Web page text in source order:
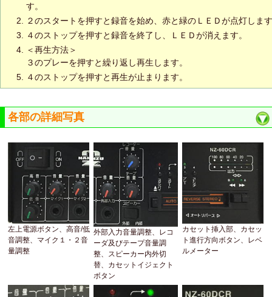
す。
２のスタートを押すと録音を始め、赤と緑のＬＥＤが点灯しま
４のストップを押すと録音を終了し、ＬＥＤが消えます。
＜再生方法＞
３のプレーを押すと繰り返し再生します。
４のストップを押すと再生が止まります。
各部の詳細写真
左上電源ボタン、高音/低
音調整、マイク１・２音
量調整
外部入力音量調整、レコ
ーダ及びテープ音量調
整、スピーカー内外切
替、カセットイジェクト
ボタン
カセット挿入部、カセッ
ト進行方向ボタン、レベ
ルメーター